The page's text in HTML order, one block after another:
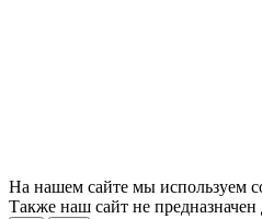
На нашем сайте мы используем
Также наш сайт не